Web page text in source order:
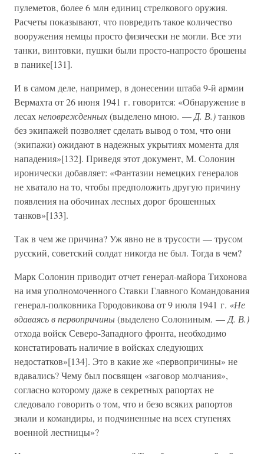
пулеметов, более 6 млн единиц стрелкового оружия.
Расчеты показывают, что повредить такое количество
вооружения немцы просто физически не могли. Все эти
танки, винтовки, пушки были просто-напросто брошены
в панике[131].
И в самом деле, например, в донесении штаба 9-й армии
Вермахта от 26 июня 1941 г. говорится: «Обнаружение в
лесахнеповрежденных(выделено мною. — Д. В.)танков
без экипажей позволяет сделать вывод о том, что они
(экипажи) ожидают в надежных укрытиях момента для
нападения»[132]. Приведя этот документ, М. Солонин
иронически добавляет: «Фантазии немецких генералов
не хватало на то, чтобы предположить другую причину
появления на обочинах лесных дорог брошенных
танков»[133].
Так в чем же причина? Уж явно не в трусости — трусом
русский, советский солдат никогда не был. Тогда в чем?
Марк Солонин приводит отчет генерал-майора Тихонова
на имя уполномоченного Ставки Главного Командования
генерал-полковника Городовикова от 9 июля 1941 г. «Не
вдаваясь в первопричины(выделено Солониным. — Д. В.)
отхода войск Северо-Западного фронта, необходимо
констатировать наличие в войсках следующих
недостатков»[134]. Это в какие же «первопричины» не
вдавались? Чему был посвящен «заговор молчания»,
согласно которому даже в секретных рапортах не
следовало говорить о том, что и безо всяких рапортов
знали и командиры, и подчиненные на всех ступенях
военной лестницы»?